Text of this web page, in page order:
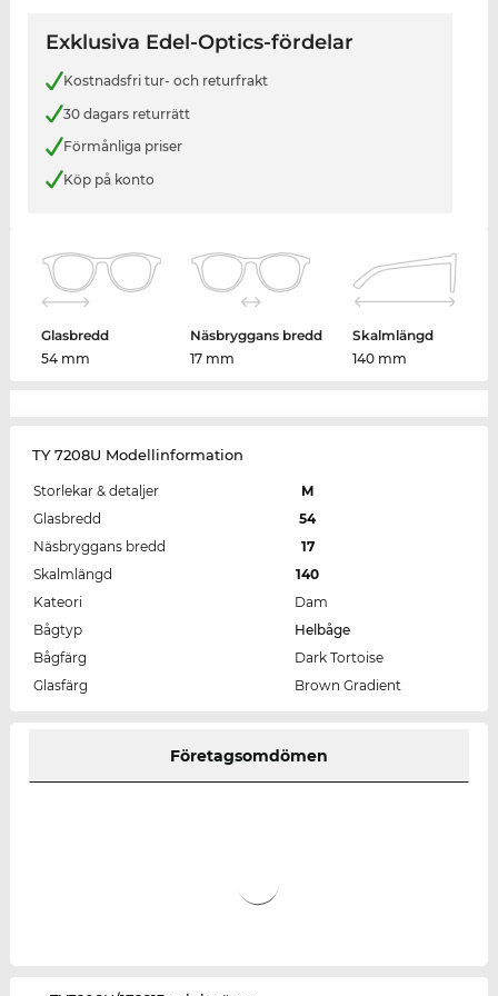
Exklusiva Edel-Optics-fördelar
Kostnadsfri tur- och returfrakt
30 dagars returrätt
Förmånliga priser
Köp på konto
Glasbredd
54 mm
Näsbryggans bredd
17 mm
Skalmlängd
140 mm
TY 7208U Modellinformation
Storlekar & detaljer
M
Glasbredd
54
Näsbryggans bredd
17
Skalmlängd
140
Kateori
Dam
Bågtyp
Helbåge
Bågfärg
Dark Tortoise
Glasfärg
Brown Gradient
Företagsomdömen